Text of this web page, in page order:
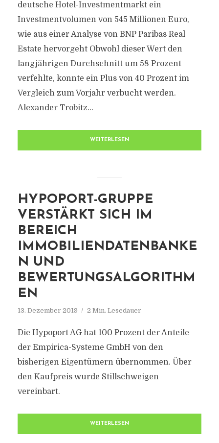
deutsche Hotel-Investmentmarkt ein
Investmentvolumen von 545 Millionen Euro,
wie aus einer Analyse von BNP Paribas Real
Estate hervorgeht Obwohl dieser Wert den
langjährigen Durchschnitt um 58 Prozent
verfehlte, konnte ein Plus von 40 Prozent im
Vergleich zum Vorjahr verbucht werden.
Alexander Trobitz...
WEITERLESEN
HYPOPORT-GRUPPE
VERSTÄRKT SICH IM
BEREICH
IMMOBILIENDATENBANKE
N UND
BEWERTUNGSALGORITHM
EN
13. Dezember 2019 2 Min. Lesedauer
Die Hypoport AG hat 100 Prozent der Anteile
der Empirica-Systeme GmbH von den
bisherigen Eigentümern übernommen. Über
den Kaufpreis wurde Stillschweigen
vereinbart.
WEITERLESEN